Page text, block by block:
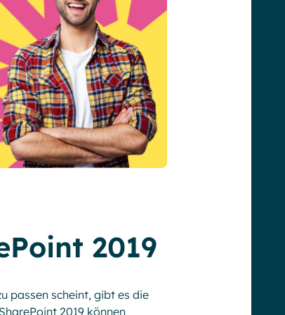
2019
passen scheint, gibt es die
2019 können